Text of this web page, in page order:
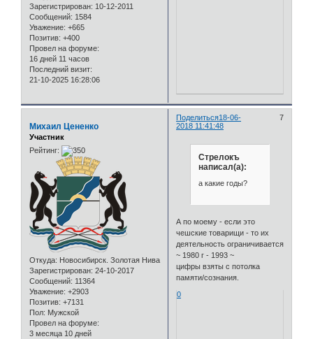
Зарегистрирован: 10-12-2011
Сообщений: 1584
Уважение: +665
Позитив: +400
Провел на форуме:
16 дней 11 часов
Последний визит:
21-10-2025 16:28:06
Поделиться 7
18-06-
2018 11:41:48
Михаил Цененко
Участник
Рейтинг:
Откуда: Новосибирск. Золотая Нива
Зарегистрирован: 24-10-2017
Сообщений: 11364
Уважение: +2903
Позитив: +7131
Пол: Мужской
Провел на форуме:
3 месяца 10 дней
Стрелокъ
написал(а):
а какие годы?
А по моему - если это
чешские товарищи - то их
деятельность ограничивается
~ 1980 г - 1993 ~
цифры взяты с потолка
памяти/сознания.
0